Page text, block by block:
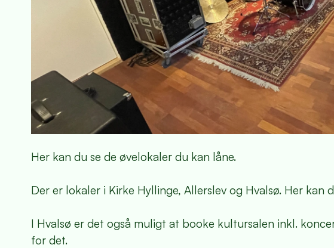
Her kan du se de øvelokaler du kan låne.
Der er lokaler i Kirke Hyllinge, Allerslev og Hvalsø. Her
I Hvalsø er det også muligt at booke kultursalen inkl.
for det.